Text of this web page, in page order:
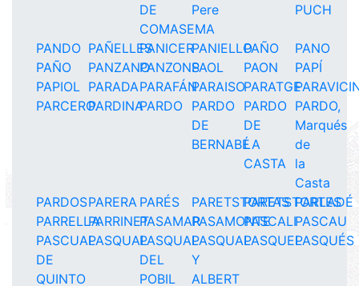
DE
COMASEMA
Pere
PUCH
PANDO PAÑELLESPANICERPANIELLOPAÑO
PANO
PAÑO
PANZANOPANZONSPAOL PAON
PAPÍ
PAPIOL PARADAPARAFÁNPARAISOPARATGE
PARCERO.PARDINAPARDO PARDO
DE
BERNABÉ
PARDO
DE
LA
CASTA
PARDO,
Marqués
de
la
Casta
PARDOSPARERA PARÉS PARETSTORTASPARETSTORTES
PARLADÉ
PARRELLAPARRINETPASAMARPASAMONTEPASCALIPASCAU
PASCUAL
DE
QUINTO
PASQUALPASQUAL
DEL
POBIL
PASQUAL
Y
ALBERT
PASQUELPASQUÉS